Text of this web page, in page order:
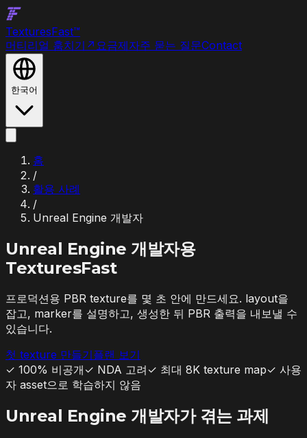
TexturesFast™
머티리얼 훔치기 ↗ 요금제자주 묻는 질문Contact
한국어
홈
/
활용 사례
/
Unreal Engine 개발자
Unreal Engine 개발자용
TexturesFast
프로덕션용 PBR texture를 몇 초 안에 만드세요. layout을
잡고, marker를 설명하고, 생성한 뒤 PBR 출력을 내보낼 수
있습니다.
첫 texture 만들기플랜 보기
✓ 100% 비공개 ✓ NDA 고려 ✓ 최대 8K texture map✓ 사용
자 asset으로 학습하지 않음
Unreal Engine 개발자가 겪는 과제